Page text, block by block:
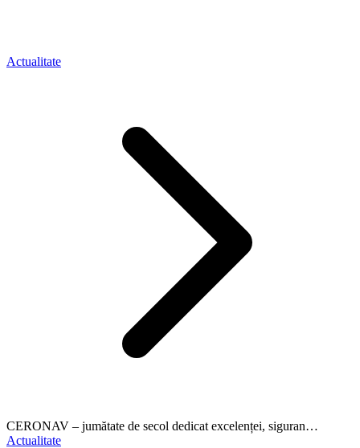
Actualitate
CERONAV – jumătate de secol dedicat excelenței, siguran…
Actualitate